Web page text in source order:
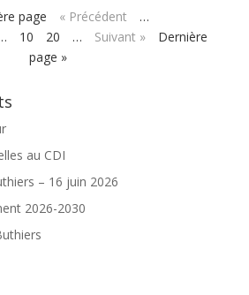
page « Précédent
…
10 20 … Suivant »
Dernière
page »
au CDI
– 16 juin 2026
2026-2030